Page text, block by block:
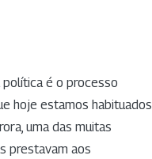
política é o processo
hoje estamos habituados
uma das muitas
prestavam aos